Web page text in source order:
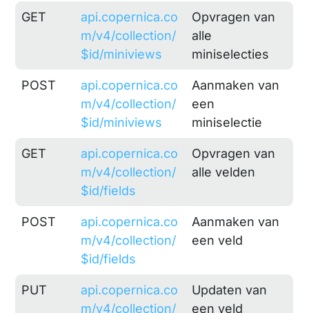
GET
api.copernica.co
m/v4/collection/
$id/miniviews
Opvragen van
alle
miniselecties
POST
api.copernica.co
m/v4/collection/
$id/miniviews
Aanmaken van
een
miniselectie
GET
api.copernica.co
m/v4/collection/
$id/fields
Opvragen van
alle velden
POST
api.copernica.co
m/v4/collection/
$id/fields
Aanmaken van
een veld
PUT
api.copernica.co
m/v4/collection/
Updaten van
een veld